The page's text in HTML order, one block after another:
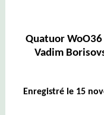
Quatuor
Vadim
Enregistré le 15